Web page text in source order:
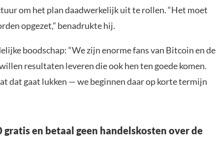
om het plan daadwerkelijk uit te rollen. “Het moet
opgezet,” benadrukte hij.
boodschap: “We zijn enorme fans van Bitcoin en de
resultaten leveren die ook hen ten goede komen.
dat gaat lukken — we beginnen daar op korte termijn
gratis en betaal geen handelskosten over de